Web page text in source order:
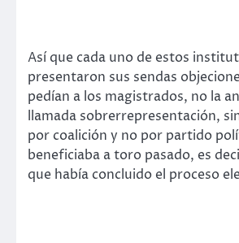
Así que cada uno de estos
presentaron sus sendas
pedían a los magistrados, no la
llamada sobrerrepresentación,
por coalición y no por partido
beneficiaba a toro pasado, es
que había concluido el proceso